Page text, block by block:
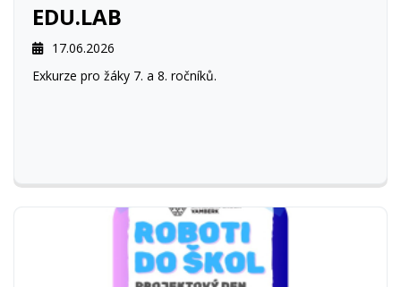
EDU.LAB
17.06.2026
Exkurze pro žáky 7. a 8. ročníků.